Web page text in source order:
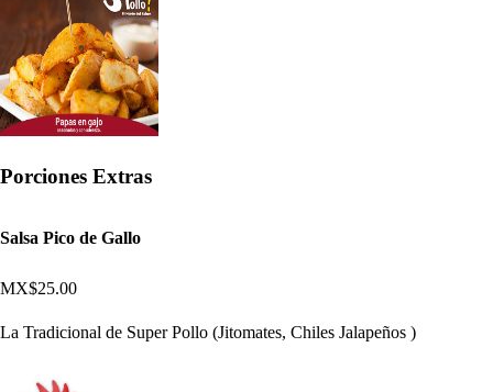
Porciones Extras
Salsa Pico de Gallo
MX$25.00
La Tradicional de Super Pollo (Jitomates, Chiles Jalapeños )